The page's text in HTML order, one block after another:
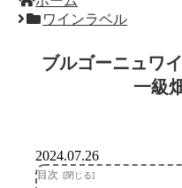
ワインラベル
ブルゴーニュワ
一級
2024.07.26
目次